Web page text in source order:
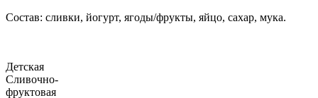
Состав: сливки, йогурт, ягоды/фрукты, яйцо, сахар, мука.
Детская
Сливочно-
фруктовая